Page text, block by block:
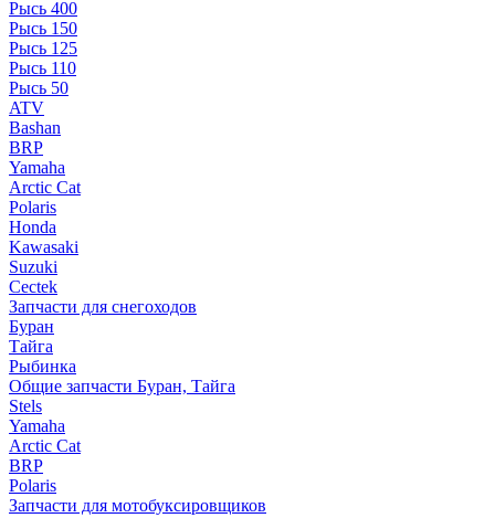
Рысь 400
Рысь 150
Рысь 125
Рысь 110
Рысь 50
ATV
Bashan
BRP
Yamaha
Arctic Cat
Polaris
Honda
Kawasaki
Suzuki
Cectek
Запчасти для снегоходов
Буран
Тайга
Рыбинка
Общие запчасти Буран, Тайга
Stels
Yamaha
Arctic Cat
BRP
Polaris
Запчасти для мотобуксировщиков